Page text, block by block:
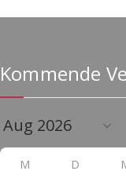
Kommende
M D